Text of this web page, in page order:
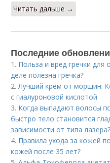
Читать дальше →
Последние
1. Польза и вред гречки для
деле полезна гречка?
2.Лучший крем от морщин.
с гиалуроновой кислотой
3. Когда выпадают волосы
быстро тело становится
зависимости от типа лазера?
4. Правила ухода за кожей
кожей после 35 лет?